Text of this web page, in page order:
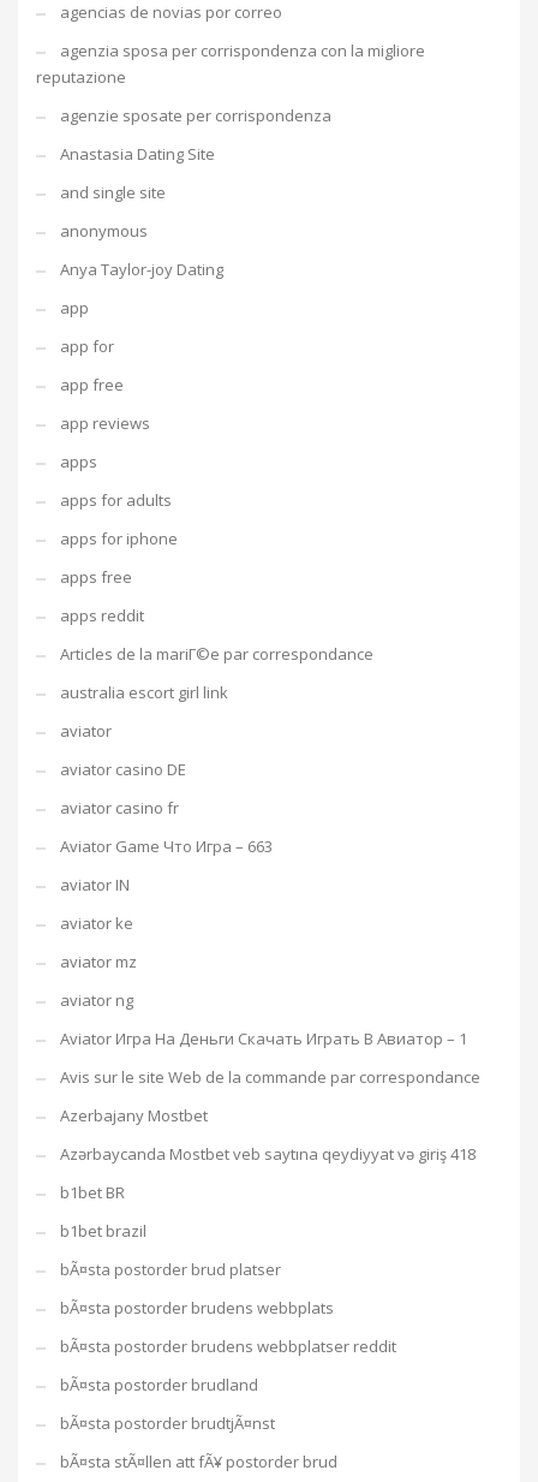
agencias de novias por correo
agenzia sposa per corrispondenza con la migliore
reputazione
agenzie sposate per corrispondenza
Anastasia Dating Site
and single site
anonymous
Anya Taylor-joy Dating
app
app for
app free
app reviews
apps
apps for adults
apps for iphone
apps free
apps reddit
Articles de la mariГ©e par correspondance
australia escort girl link
aviator
aviator casino DE
aviator casino fr
Aviator Game Что Игра – 663
aviator IN
aviator ke
aviator mz
aviator ng
Aviator Игра На Деньги Скачать Играть В Авиатор – 1
Avis sur le site Web de la commande par correspondance
Azerbajany Mostbet
Azərbaycanda Mostbet veb saytına qeydiyyat və giriş 418
b1bet BR
b1bet brazil
bÃ¤sta postorder brud platser
bÃ¤sta postorder brudens webbplats
bÃ¤sta postorder brudens webbplatser reddit
bÃ¤sta postorder brudland
bÃ¤sta postorder brudtjÃ¤nst
bÃ¤sta stÃ¤llen att fÃ¥ postorder brud